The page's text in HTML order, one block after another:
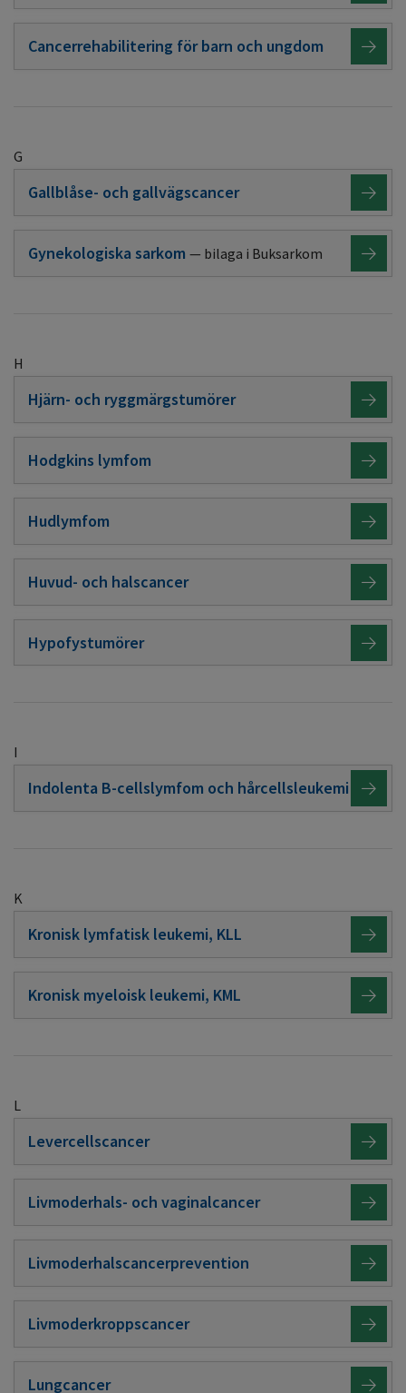
Cancerrehabilitering för barn och ungdom
G
Gallblåse- och gallvägscancer
Gynekologiska sarkom bilaga i Buksarkom
H
Hjärn- och ryggmärgstumörer
Hodgkins lymfom
Hudlymfom
Huvud- och halscancer
Hypofystumörer
I
Indolenta B-cellslymfom och hårcellsleukemi
K
Kronisk lymfatisk leukemi, KLL
Kronisk myeloisk leukemi, KML
L
Levercellscancer
Livmoderhals- och vaginalcancer
Livmoderhalscancerprevention
Livmoderkroppscancer
Lungcancer